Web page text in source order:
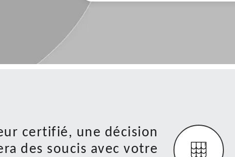
certifié, une décision
des soucis avec votre